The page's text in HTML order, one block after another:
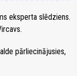
eksperta slēdziens.
pārliecinājusies,